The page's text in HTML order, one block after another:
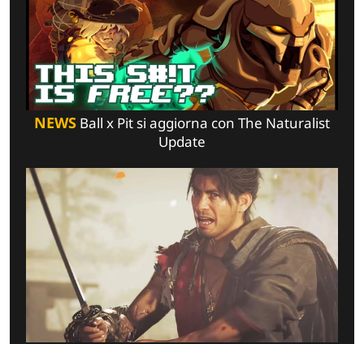
NEWS Ball x Pit si aggiorna con The Naturalist
Update